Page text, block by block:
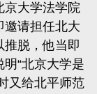
京大学法学院
邀请担任北大
推脱，他当即
“北京大学是
又给北平师范